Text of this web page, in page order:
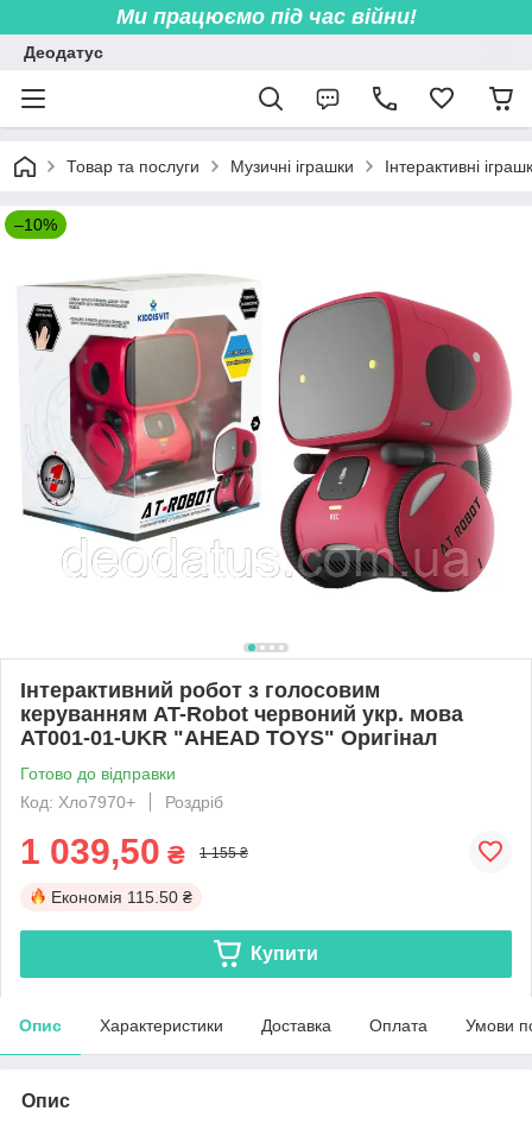
Ми працюємо під час війни!
Деодатус
Товар та послуги Музичні іграшки Інтерактивні
–10%
Інтерактивний робот з голосовим
керуванням AT-Robot червоний укр. мова
AT001-01-UKR "AHEAD TOYS" Оригінал
Готово до відправки
Код: Хло7970+
Роздріб
1 039,50 ₴ 1 155 ₴
Економія 115.50 ₴
Купити
Опис Характеристики Доставка Оплата Умови
Опис